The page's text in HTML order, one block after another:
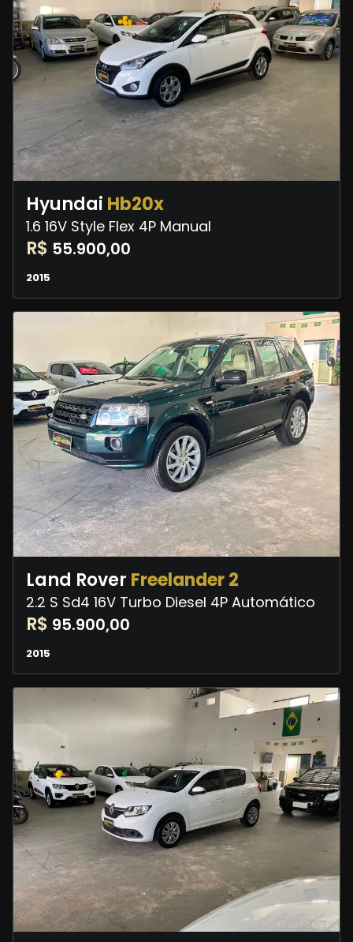
Hyundai Hb20x
1.6 16V Style Flex 4P Manual
R$ 55.900,00
2015
Land Rover Freelander 2
2.2 S Sd4 16V Turbo Diesel 4P Automático
R$ 95.900,00
2015